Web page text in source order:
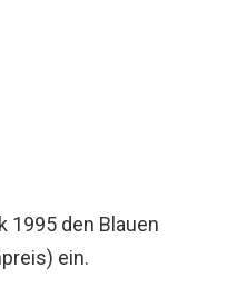
1995 den Blauen
ein.